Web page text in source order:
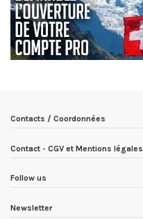
Contacts / Coordonnées
Contact - CGV et Mentions légales
Follow us
Newsletter